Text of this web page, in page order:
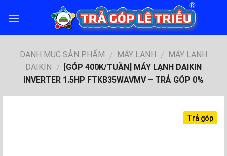
DANH MỤC SẢN PHẨM / MÁY LẠNH / MÁY LẠNH
DAIKIN /
[GÓP 400K/TUẦN] MÁY LẠNH DAIKIN
INVERTER 1.5HP FTKB35WAVMV – TRẢ GÓP 0%
Trả góp